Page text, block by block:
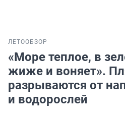
ЛЕТООБЗОР
«Море теплое, в
жиже и воняет».
разрываются от
и водорослей